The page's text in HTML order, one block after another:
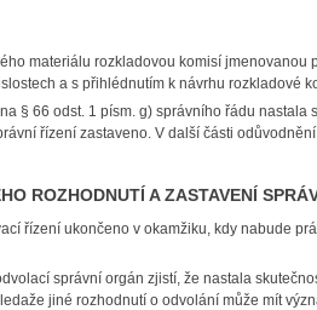
materiálu rozkladovou komisí jmenovanou
a s přihlédnutím k návrhu rozkladové
66 odst. 1 písm. g) správního řádu nastala
řízení zastaveno. V další části
ROZHODNUTÍ A ZASTAVENÍ
ukončeno v okamžiku, kdy nabude
správní orgán zjistí, že nastala
jiné rozhodnutí o odvolání může mít